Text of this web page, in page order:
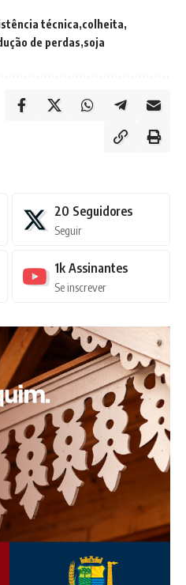
técnica colheita
de perdas soja
20 Seguidores
Seguir
1k Assinantes
Se inscrever